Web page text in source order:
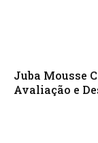
Juba Mousse
Avaliação e